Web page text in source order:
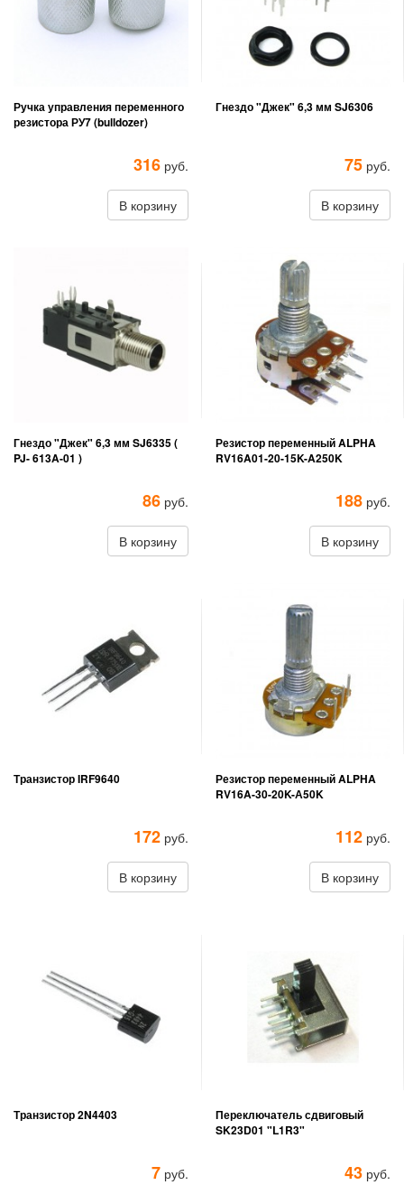
Ручка управления переменного
резистора РУ7 (bulldozer)
316 руб.
В корзину
Гнездо "Джек" 6,3 мм SJ6306
75 руб.
В корзину
Гнездо "Джек" 6,3 мм SJ6335 (
PJ- 613A-01 )
86 руб.
В корзину
Резистор переменный ALPHA
RV16A01-20-15K-A250K
188 руб.
В корзину
Транзистор IRF9640
172 руб.
В корзину
Резистор переменный ALPHA
RV16A-30-20K-А50K
112 руб.
В корзину
Транзистор 2N4403
7 руб.
Переключатель сдвиговый
SK23D01 "L1R3"
43 руб.